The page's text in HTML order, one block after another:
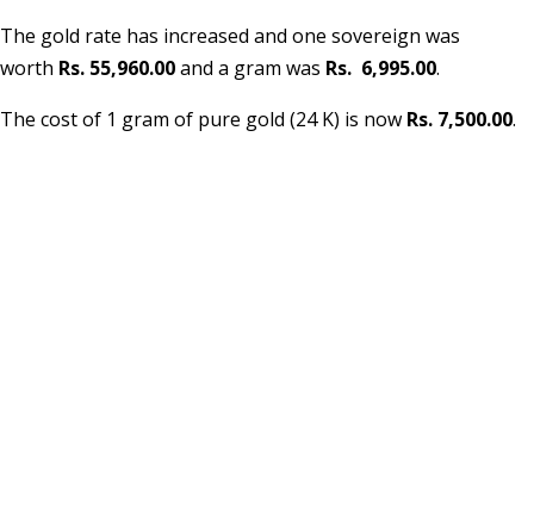
The gold rate has increased and one sovereign was
worth Rs. 55,960.00and a gram was Rs. 6,995.00.
The cost of 1 gram of pure gold (24 K) is now Rs. 7,500.00.